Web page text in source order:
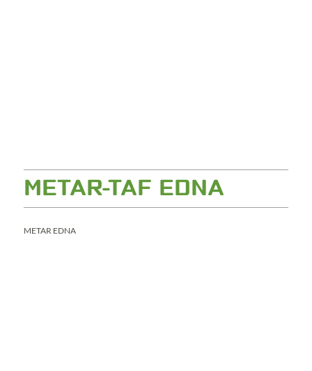
METAR-TAF EDNA
METAR EDNA